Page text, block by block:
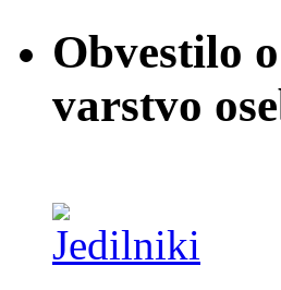
Obvestilo
varstvo